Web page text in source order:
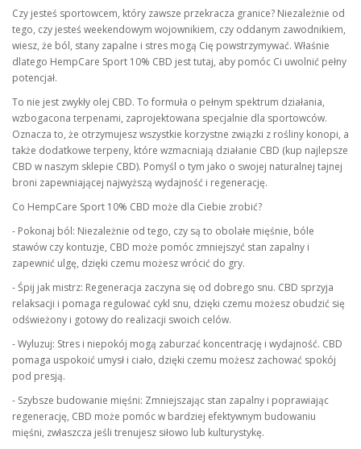
Czy jesteś sportowcem, który zawsze przekracza granice? Niezależnie od
tego, czy jesteś weekendowym wojownikiem, czy oddanym zawodnikiem,
wiesz, że ból, stany zapalne i stres mogą Cię powstrzymywać. Właśnie
dlatego HempCare Sport 10% CBD jest tutaj, aby pomóc Ci uwolnić pełny
potencjał.
To nie jest zwykły olej CBD. To formuła o pełnym spektrum działania,
wzbogacona terpenami, zaprojektowana specjalnie dla sportowców.
Oznacza to, że otrzymujesz wszystkie korzystne związki z rośliny konopi, a
także dodatkowe terpeny, które wzmacniają działanie CBD (kup najlepsze
CBD w naszym sklepie CBD). Pomyśl o tym jako o swojej naturalnej tajnej
broni zapewniającej najwyższą wydajność i regenerację.
Co HempCare Sport 10% CBD może dla Ciebie zrobić?
- Pokonaj ból: Niezależnie od tego, czy są to obolałe mięśnie, bóle
stawów czy kontuzje, CBD może pomóc zmniejszyć stan zapalny i
zapewnić ulgę, dzięki czemu możesz wrócić do gry.
- Śpij jak mistrz: Regeneracja zaczyna się od dobrego snu. CBD sprzyja
relaksacji i pomaga regulować cykl snu, dzięki czemu możesz obudzić się
odświeżony i gotowy do realizacji swoich celów.
- Wyluzuj: Stres i niepokój mogą zaburzać koncentrację i wydajność. CBD
pomaga uspokoić umysł i ciało, dzięki czemu możesz zachować spokój
pod presją.
- Szybsze budowanie mięśni: Zmniejszając stan zapalny i poprawiając
regenerację, CBD może pomóc w bardziej efektywnym budowaniu
mięśni, zwłaszcza jeśli trenujesz siłowo lub kulturystykę.